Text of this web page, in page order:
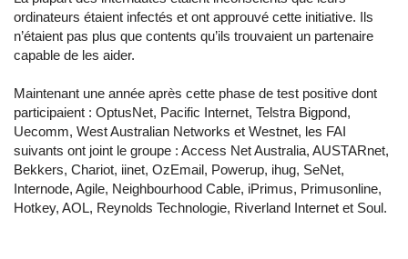
ordinateurs étaient infectés et ont approuvé cette initiative. Ils
n’étaient pas plus que contents qu’ils trouvaient un partenaire
capable de les aider.
Maintenant une année après cette phase de test positive dont
participaient : OptusNet, Pacific Internet, Telstra Bigpond,
Uecomm, West Australian Networks et Westnet, les FAI
suivants ont joint le groupe : Access Net Australia, AUSTARnet,
Bekkers, Chariot, iinet, OzEmail, Powerup, ihug, SeNet,
Internode, Agile, Neighbourhood Cable, iPrimus, Primusonline,
Hotkey, AOL, Reynolds Technologie, Riverland Internet et Soul.